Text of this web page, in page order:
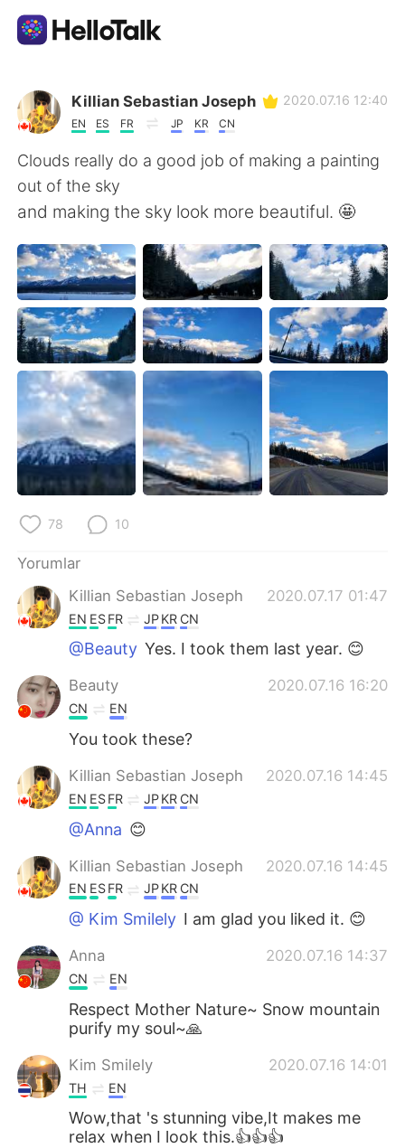
Dil Değişimi Uygulaması
AI Grammar Checker
Türkçe
English 简体中文
繁體中文 Español
العربية Français
Deutsch
한국어 Русский
ไทย Indonesia
Português
Killian Sebastian Joseph
EN ES FR JP KR CN
2020.07.16 12:40
Clouds really do a good job of making a painting
out of the sky
and making the sky look more beautiful. 🤩
78 10
Yorumlar
Killian Sebastian Joseph
2020.07.17 01:47
EN ESFR JPKR CN
@Beauty Yes. I took them last year. 😊
Beauty 2020.07.16 16:20
CN EN
You took these?
Killian Sebastian Joseph 2020.07.16 14:45
EN ESFR JPKR CN
@Anna 😊
Killian Sebastian Joseph 2020.07.16 14:45
EN ESFR JPKR CN
@ Kim Smilely I am glad you liked it. 😊
Anna 2020.07.16 14:37
CN EN
Respect Mother Nature~ Snow mountain
purify my soul~🙏
Kim Smilely 2020.07.16 14:01
TH EN
Wow,that 's stunning vibe,It makes me
relax when I look this.👍👍👍